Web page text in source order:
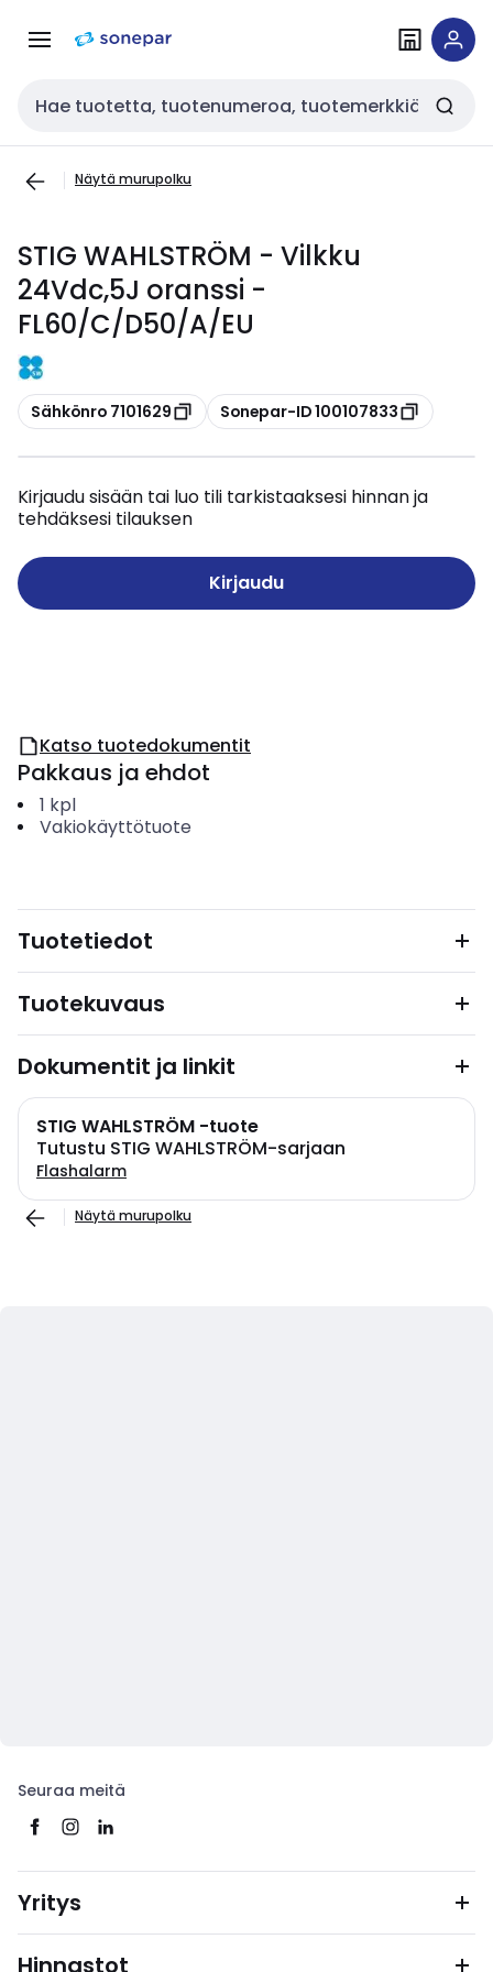
navigointiinsisältöön
Haku
Näytä murupolku
STIG WAHLSTRÖM - Vilkku
24Vdc,5J oranssi -
FL60/C/D50/A/EU
Kopioi
Sähkönro 7101629 Kopioi
Sonepar-ID 100107833
Kirjaudu sisään tai luo tili tarkistaaksesi hinnan ja
tehdäksesi tilauksen
Kirjaudu
Katso tuotedokumentit
Pakkaus ja ehdot
1 kpl
Vakiokäyttötuote
Tuotetiedot
Tuotekuvaus
Dokumentit ja linkit
STIG WAHLSTRÖM -tuote
Tutustu STIG WAHLSTRÖM-sarjaan
Flashalarm
Näytä murupolku
Seuraa meitä
Yritys
Hinnastot